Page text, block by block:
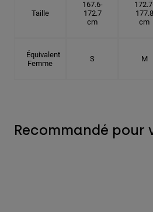
Taille
167.6-
172.7
cm
177.8
cm
Équivalent
Femme
S M
Recommandé pour